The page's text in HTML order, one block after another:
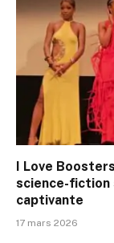
I Love
science-fiction
captivante
17 mars 2026